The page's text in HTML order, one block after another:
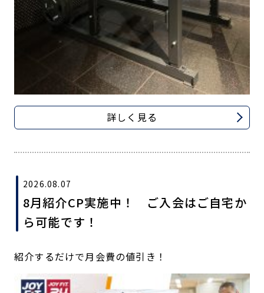
詳しく見る
2026.08.07
8月紹介CP実施中！ ご入会はご自宅か
ら可能です！
紹介するだけで月会費の値引き！